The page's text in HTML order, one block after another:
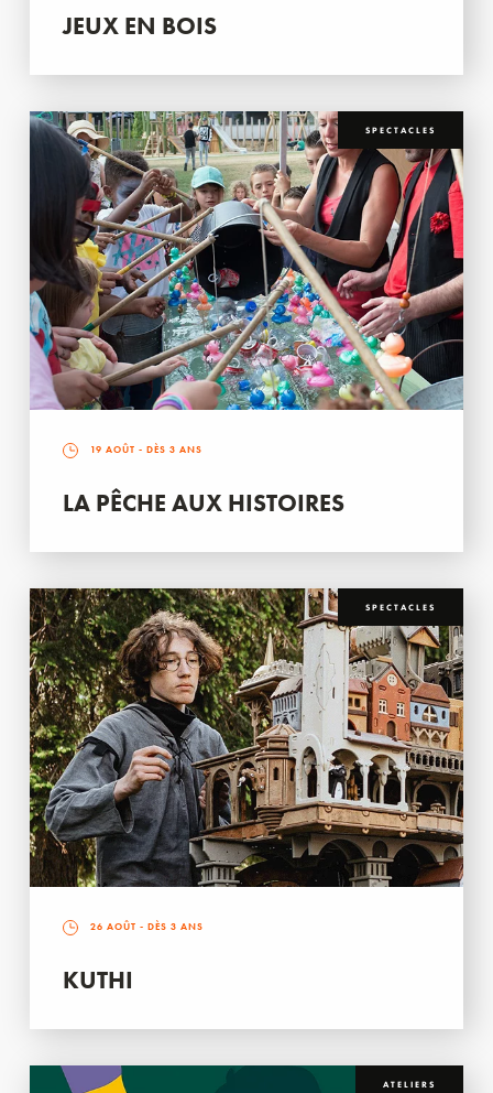
JEUX EN BOIS
SPECTACLES
19 AOÛT - DÈS 3 ANS
LA PÊCHE AUX HISTOIRES
SPECTACLES
26 AOÛT - DÈS 3 ANS
KUTHI
ATELIERS